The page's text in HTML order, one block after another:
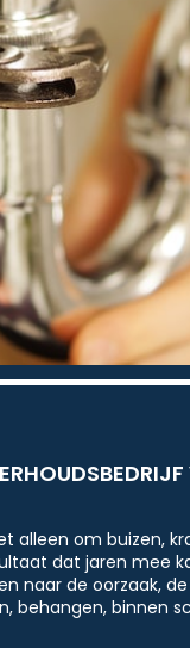
alleen om buizen,
dat jaren mee
naar de oorzaak,
behangen, binnen